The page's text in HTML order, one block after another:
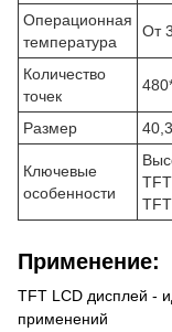
Операционная
температура
От
Количество
точек
Размер
Ключевые
особенности
Применение:
TFT LCD дисплей -
применений